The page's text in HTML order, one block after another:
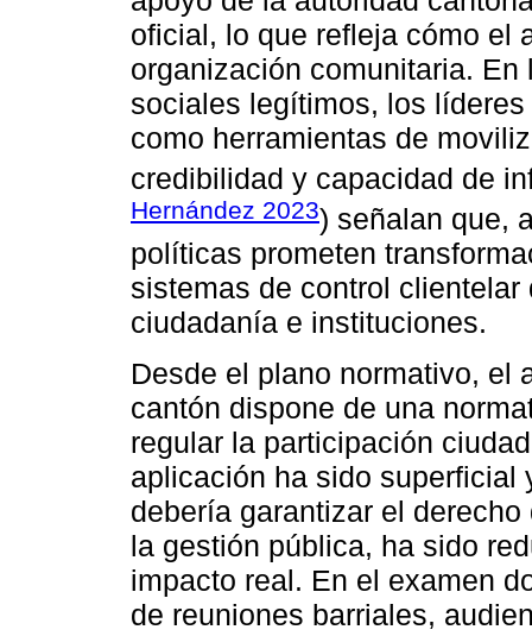
oficial, lo que refleja cómo el
organización comunitaria.
sociales legítimos, los
como herramientas de
credibilidad y capacidad de
Hernández 2023) señalan que,
políticas prometen
sistemas de control
ciudadanía e instituciones.
Desde el plano normativo, el
cantón dispone de una
regular la participación
aplicación ha sido superficial
debería garantizar el
la gestión pública, ha sido
impacto real. En el examen
de reuniones barriales,